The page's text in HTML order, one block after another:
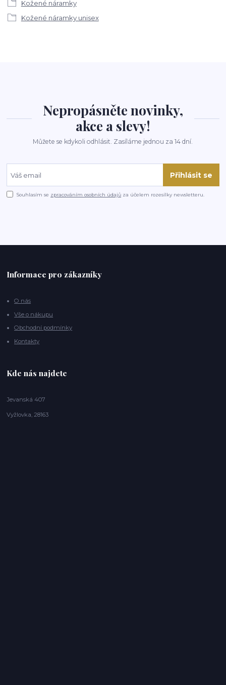
Kožené náramky
Kožené náramky unisex
Nepropásněte novinky,
akce a slevy!
Můžete se kdykoli odhlásit. Zasíláme jednou za 14 dní.
Přihlásit se
Souhlasím se zpracováním osobních údajů za účelem rozesílky newsletteru.
Informace pro zákazníky
O nás
Vše o nákupu
Obchodní podmínky
Kontakty
Kde nás najdete
Jevanská 407
Vyžlovka, 28163